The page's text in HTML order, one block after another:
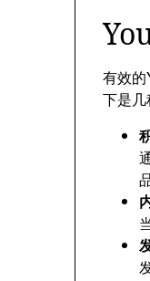
有效
下是几